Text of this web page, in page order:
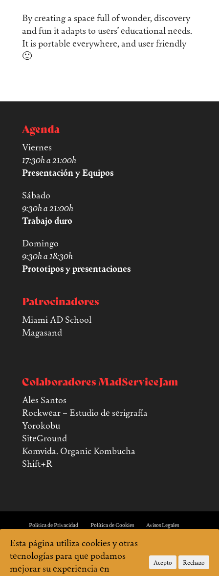
By creating a space full of wonder, discovery
and fun it adapts to users’ educational needs.
It is portable everywhere, and user friendly
🙂
Agenda
Viernes
17:30h a 21:00h
Presentación y Equipos
Sábado
9:30h a 21:00h
Trabajo duro
Domingo
9:30h a 18:30h
Prototipos y presentaciones
Patrocinadores
Miami AD School
Magasand
Colaboradores MadServiceJam
Ales Santos
Rockwear – Estudio de serigrafía
Yorokobu
SiteGround
Komvida. Organic Kombucha
Shift+R
Política de Privacidad Política de Cookies Avisos Legales
Sitio creado con amor por el equipo de MadServiceJam. En continua beta. Cualquier fallo, error u
Esta página utiliza cookies y otras
tecnologías para que podamos
mejorar su experiencia en
Acepto Rechazo